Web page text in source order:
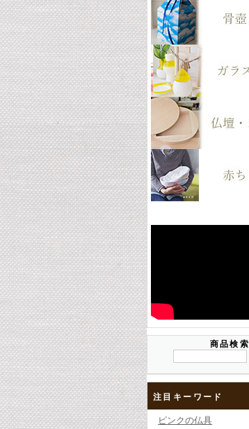
商品検索
注目キーワード
ピンクの仏具